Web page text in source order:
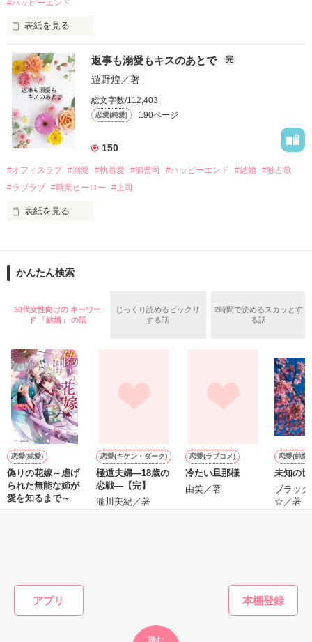
アプリ
読む
酔った勢いで一夜を共にしてしまった。
さらに、美桜が初めてだと知った哲平は
『責任をとる、結婚しよう』と真っ直ぐに告げてきた。
戸惑う美桜とは裏腹に、好きという気持ちを隠すことなく
甘やかしてくる。
そんなある日、哲平は美桜がストーカー被害に
遭っていることを知る。
美桜を守るため、哲平は同居を提案してきて――。
夏木美桜(なつきみお)
鳴海哲平 (なるみてっぺい)
2026.6.5～2026.7.25
＊以前、公開していた話の改稿版です＊
作品を読む
#ハッピーエンド
表紙を見る
おかしな噂を流されて前の職場でうまくいかなかった梅田美
桜は、海外で傷心旅行をしていたところ、日本人美青年と出会
い、酒の勢いもあり一夜限りの関係となる。
帰国後、美桜は新しい職場でワンナイトした美青年と再会。
なんと彼の正体は、とある財閥御曹司にも関わらず、一族を離
れて起業した新進気鋭の実業家、社内でも冷徹だと評判な社長
――御影恭司その人だったのだ――！
なぜか恭司から飼い猫の世話係を命じられた美桜は、猫の世
の関係となってしまい――？
返事も溺愛もキスのあとで 完
遊野煌／著
総文字数/112,403
恋愛(純愛) 190ページ
150
#オフィスラブ #溺愛 #執着愛 #御曹司 #ハッピーエンド #結婚 #独占欲
#ラブラブ #職業ヒーロー #上司
表紙を見る
ションの企画戦略室で働いている。
めた、同期で恋人の石垣守（26）がいるのだが、後輩の姫原由
いた。
守と由羅から『便利屋雛子』と馬鹿にされ、一人こっそり泣い
た上、同居まで提案してきて──？
鷹哉『宜しくな、俺の雛子』🦅
雛子『俺の……ひぃ、雛子？！！！』🐥
シゴデキで冷徹な上司が見せる素顔は、なぜか想像以上に甘く
て……🐥💓🦅
※表紙も作中使用の画像も全てフリー素材です。
※執筆期間2026.6.3〜7.20完結です。
※他サイトさんにて恋愛トレンド1位でした〜良かったら読ん
かんたん検索
30代女性向けの キーワー
ド 「結婚」 の話
じっくり読めるビックリ
する話
2時間で読めるスカッとす
る話
恋愛(純愛)
偽りの花嫁～虐げ
られた無能な姉が
愛を知るまで～
恋愛(キケン・ダーク)
極道夫婦―18歳の
恋戦―【完】
瀧川美紀／著
恋愛(ラブコメ)
冷たい旦那様
由笑／著
恋愛(純愛)
未知の
ブラッ
☆／著